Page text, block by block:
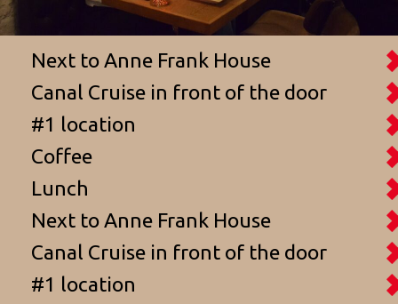
Next to Anne Frank House
Canal Cruise in front of the door
#1 location
Coffee
Lunch
Next to Anne Frank House
Canal Cruise in front of the door
#1 location